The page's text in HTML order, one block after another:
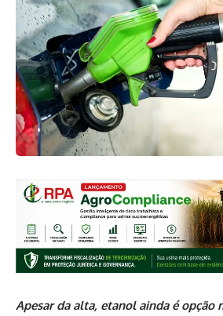
Apesar da alta, etanol ainda é opção